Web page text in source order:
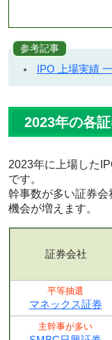
参考記事
IPO 上場実績
2023年の各
2023年に上場した
です。
幹事数が多い証券
機会が増えます。
証券会社
平等抽選
マネックス証券
主幹事が多い